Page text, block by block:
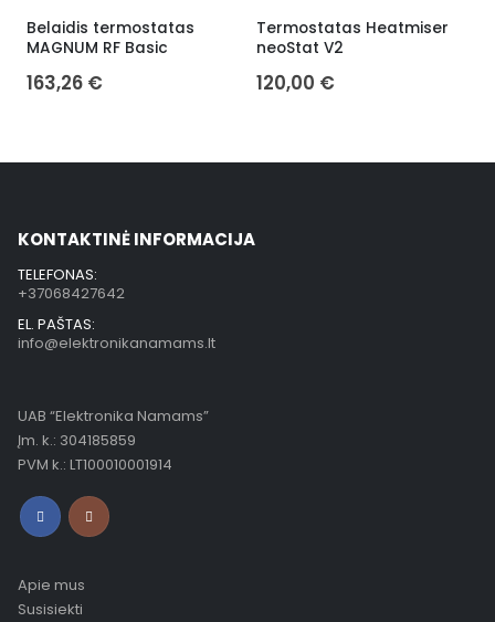
Belaidis termostatas
MAGNUM RF Basic
163,26 €
Termostatas Heatmiser
neoStat V2
120,00 €
KONTAKTINĖ INFORMACIJA
TELEFONAS:
+37068427642
EL. PAŠTAS:
info@elektronikanamams.lt
UAB “Elektronika Namams”
Įm. k.: 304185859
PVM k.: LT100010001914
Apie mus
Susisiekti